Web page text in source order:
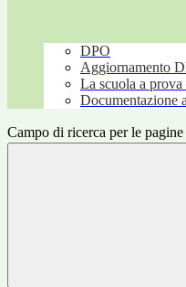
DPO
Aggiornamento
La scuola a
Documentazione
Campo di ricerca per le